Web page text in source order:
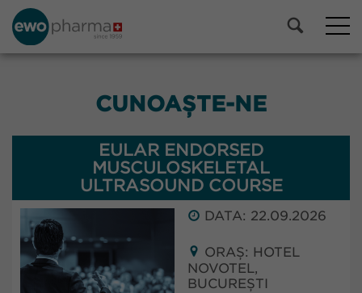
CUNOAȘTE-NE
EULAR ENDORSED
MUSCULOSKELETAL
ULTRASOUND COURSE
DATA: 22.09.2026
ORAȘ: HOTEL
NOVOTEL,
BUCUREȘTI